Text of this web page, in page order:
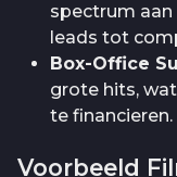
spectrum aan
leads tot
Box-Office
grote hits,
te financieren.
Voorbeeld